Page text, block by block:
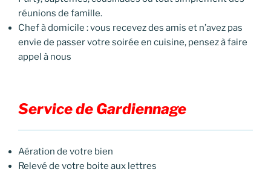
réunions de famille.
Chef à domicile : vous recevez des amis et n’avez pas
envie de passer votre soirée en cuisine, pensez à faire
appel à nous
Service de Gardiennage
Aération de votre bien
Relevé de votre boite aux lettres